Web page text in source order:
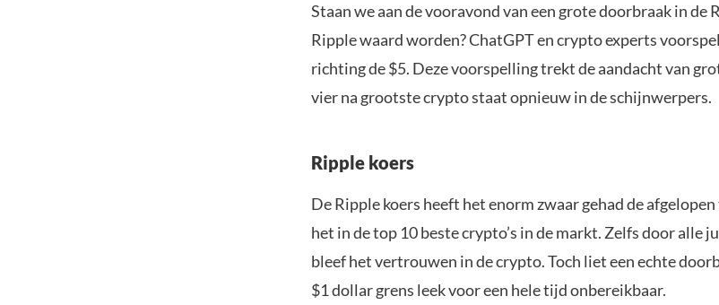
Staan we aan de vooravond van een grote doorbraak in de
Ripple waard worden? ChatGPT en crypto experts
richting de $5. Deze voorspelling trekt de aandacht van
vier na grootste crypto staat opnieuw in de schijnwerpers.
Ripple koers
De Ripple koers heeft het enorm zwaar gehad de
het in de top 10 beste crypto’s in de markt. Zelfs door alle
bleef het vertrouwen in de crypto. Toch liet een echte
$1 dollar grens leek voor een hele tijd onbereikbaar.